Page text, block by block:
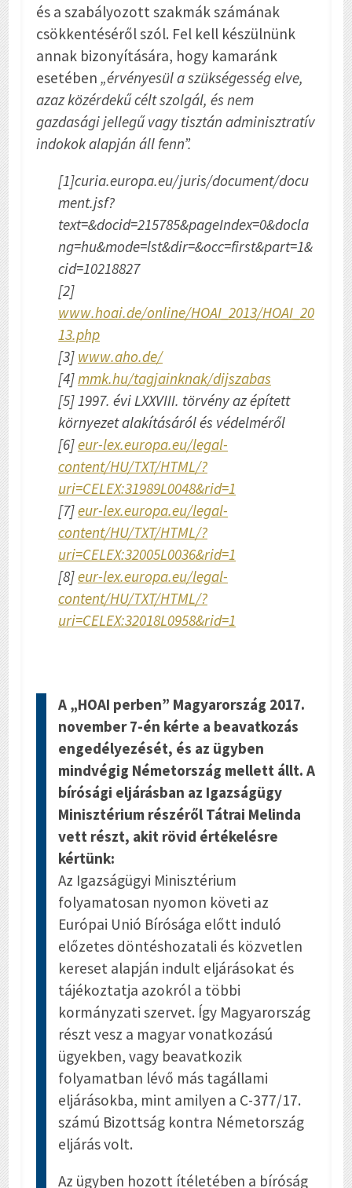
és a szabályozott szakmák számának
csökkentéséről szól. Fel kell készülnünk
annak bizonyítására, hogy kamaránk
esetében „érvényesül a szükségesség elve,
azaz közérdekű célt szolgál, és nem
gazdasági jellegű vagy tisztán adminisztratív
indokok alapján áll fenn”.
[1]curia.europa.eu/juris/document/docu
ment.jsf?
text=&docid=215785&pageIndex=0&docla
ng=hu&mode=lst&dir=&occ=first&part=1&
cid=10218827
[2]
www.hoai.de/online/HOAI_2013/HOAI_20
13.php
[3] www.aho.de/
[4]mmk.hu/tagjainknak/dijszabas
[5] 1997. évi LXXVIII. törvény az épített
környezet alakításáról és védelméről
[6]eur-lex.europa.eu/legal-
content/HU/TXT/HTML/?
uri=CELEX:31989L0048&rid=1
[7]eur-lex.europa.eu/legal-
content/HU/TXT/HTML/?
uri=CELEX:32005L0036&rid=1
[8]eur-lex.europa.eu/legal-
content/HU/TXT/HTML/?
uri=CELEX:32018L0958&rid=1
A „HOAI perben” Magyarország 2017.
november 7-én kérte a beavatkozás
engedélyezését, és az ügyben
mindvégig Németország mellett állt. A
bírósági eljárásban az Igazságügy
Minisztérium részéről Tátrai Melinda
vett részt, akit rövid értékelésre
kértünk:
Az Igazságügyi Minisztérium
folyamatosan nyomon követi az
Európai Unió Bírósága előtt induló
előzetes döntéshozatali és közvetlen
kereset alapján indult eljárásokat és
tájékoztatja azokról a többi
kormányzati szervet. Így Magyarország
részt vesz a magyar vonatkozású
ügyekben, vagy beavatkozik
folyamatban lévő más tagállami
eljárásokba, mint amilyen a C-377/17.
számú Bizottság kontra Németország
eljárás volt.
Az ügyben hozott ítéletében a bíróság